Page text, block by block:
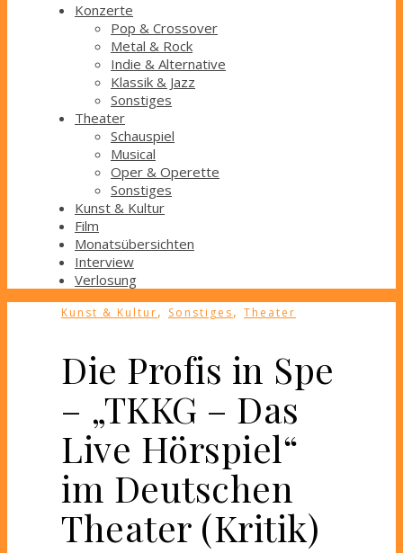
Konzerte
Pop & Crossover
Metal & Rock
Indie & Alternative
Klassik & Jazz
Sonstiges
Theater
Schauspiel
Musical
Oper & Operette
Sonstiges
Kunst & Kultur
Film
Monatsübersichten
Interview
Verlosung
Kunst & Kultur, Sonstiges, Theater
Die Profis in Spe
– „TKKG – Das
Live Hörspiel“
im Deutschen
Theater (Kritik)